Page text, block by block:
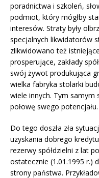
poradnictwa i szkoleń,
podmiot, który mógłby
interesów. Straty były
specjalnych likwidatorów
zlikwidowano też
prosperujące, zakłady
swój żywot produkująca
wielka fabryka stolarki
wiele innych. Tym samym
połowę swego potencjału.
Do tego doszła zła
uzyskania dobrego
rezerwy spółdzielni z lat
ostatecznie (1.01.1995 r.)
strony państwa.